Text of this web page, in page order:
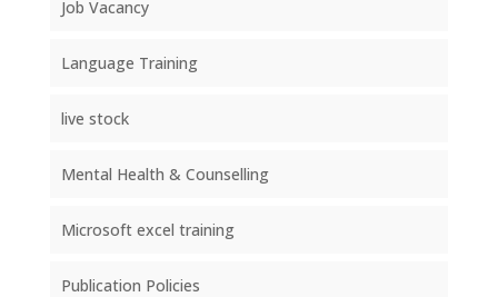
Job Vacancy
Language Training
live stock
Mental Health & Counselling
Microsoft excel training
Publication Policies